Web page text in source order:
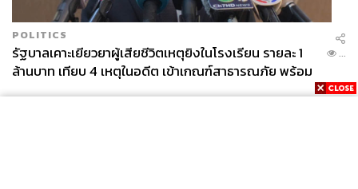
POLITICS
รัฐบาลเคาะเยียวยาผู้เสียชีวิตเหตุยิงในโรงเรียน รายละ 1
ล้านบาท เทียบ 4 เหตุในอดีต เข้าเกณฑ์สาธารณภัย พร้อม
เร่งจ่ายโดยเร็ว
...